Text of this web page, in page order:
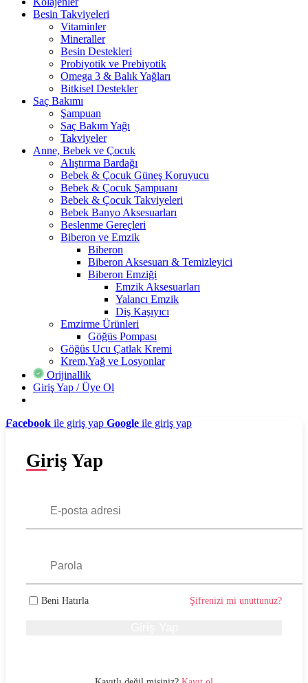
Besin Takviyeleri
Vitaminler
Mineraller
Besin Destekleri
Probiyotik ve Prebiyotik
Omega 3 & Balık Yağları
Bitkisel Destekler
Saç Bakımı
Şampuan
Saç Bakım Yağı
Takviyeler
Anne, Bebek ve Çocuk
Alıştırma Bardağı
Bebek & Çocuk Güneş Koruyucu
Bebek & Çocuk Şampuanı
Bebek & Çocuk Takviyeleri
Bebek Banyo Aksesuarları
Beslenme Gereçleri
Biberon ve Emzik
Biberon
Biberon Aksesuarı & Temizleyici
Biberon Emziği
Emzik Aksesuarları
Yalancı Emzik
Diş Kaşıyıcı
Emzirme Ürünleri
Göğüs Pompası
Göğüs Ucu Çatlak Kremi
Krem,Yağ ve Losyonlar
Orijinallik
Giriş Yap / Üye Ol
Facebook ile giriş yap Google ile giriş yap
Giriş Yap
Beni Hatırla Şifrenizi mi unuttunuz?